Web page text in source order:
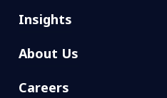
Insights
About Us
Careers